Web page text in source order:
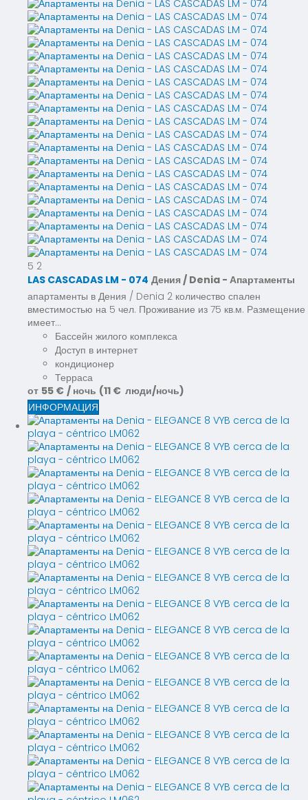
5 2
LAS CASCADAS LM - 074 Дения / Denia - Апартаменты
апартаменты в Дения / Denia 2 количество спален
вместимостью на 5 чел. Проживание из 75 кв.м. Размещение
имеет...
Бассейн жилого комплекса
Доступ в интернет
кондиционер
Терраса
от 55 € / ночь (11 € люди/ночь)
ИНФОРМАЦИЯ